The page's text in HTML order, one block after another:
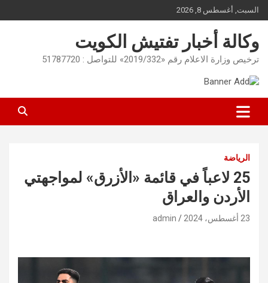
Skip
to
content
السبت, أغسطس 8, 2026
وكالة أخبار تفتيش الكويت
ترخيص وزارة الاعلام رقم «2019/332» للتواصل : 51787720
الرياضة
25 لاعباً في قائمة «الأزرق» لمواجهتي
الأردن والعراق
23 أغسطس، 2024 admin